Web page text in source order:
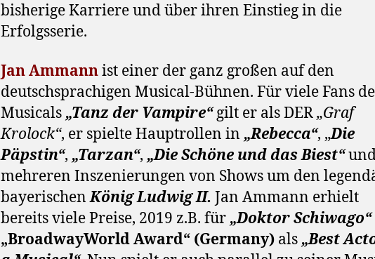
bisherige Karriere und über ihren Einstieg in die
Erfolgsserie.
Jan Ammannist einer der ganz großen auf den
deutschsprachigen Musical-Bühnen. Für viele Fans
Musicals „Tanz der Vampire“gilt er als DER„Graf
Krolock“, er spielte Hauptrollen in „Rebecca“, „Die
Päpstin“, „Tarzan“, „Die Schöne und das Biest“
mehreren Inszenierungen von Shows um den
bayerischenKönig Ludwig II. Jan Ammann erhielt
bereits viele Preise, 2019 z.B. für „Doktor Schiwago“
„BroadwayWorld Award“ (Germany) als „Best